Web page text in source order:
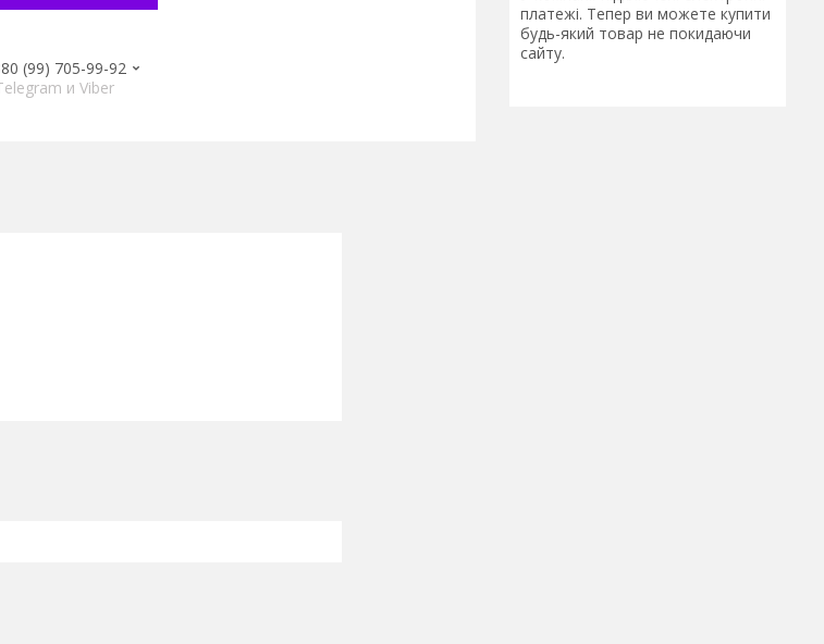
(99) 705-99-92
и Viber
платежі. Тепер ви можете купити
будь-який товар не покидаючи
сайту.